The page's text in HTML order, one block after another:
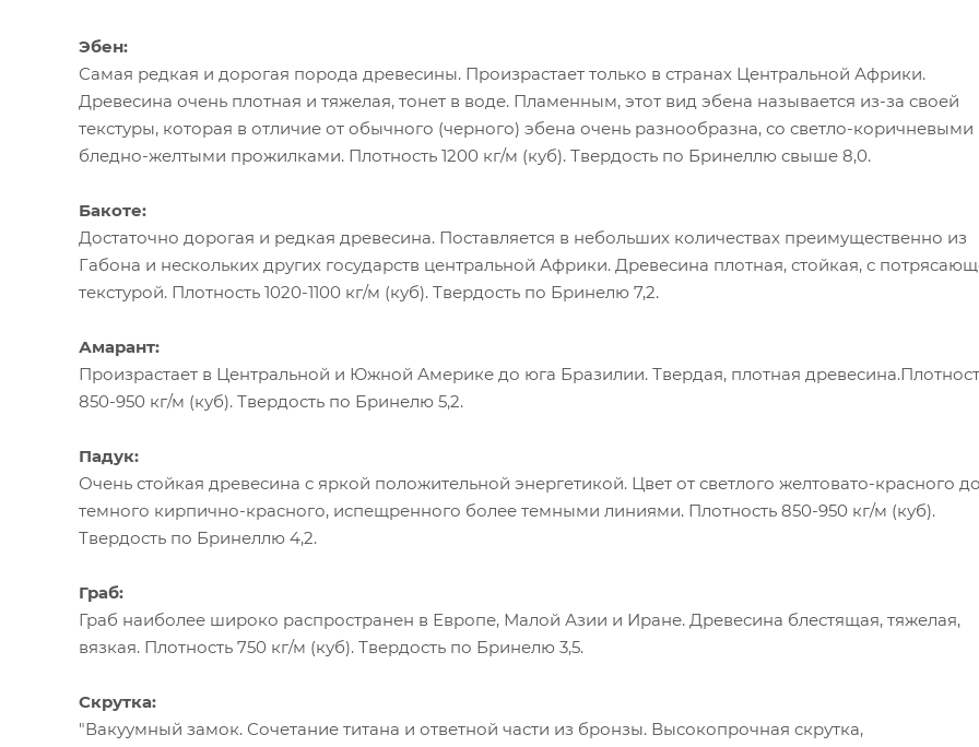
Эбен:
Самая редкая и дорогая порода древесины. Произрастает только в странах Центральной Африки.
Древесина очень плотная и тяжелая, тонет в воде. Пламенным, этот вид эбена называется из-за своей
текстуры, которая в отличие от обычного (черного) эбена очень разнообразна, со светло-коричневыми
бледно-желтыми прожилками. Плотность 1200 кг/м (куб). Твердость по Бринеллю свыше 8,0.
Бакоте:
Достаточно дорогая и редкая древесина. Поставляется в небольших количествах преимущественно из
Габона и нескольких других государств центральной Африки. Древесина плотная, стойкая, с
текстурой. Плотность 1020-1100 кг/м (куб). Твердость по Бринелю 7,2.
Амарант:
Произрастает в Центральной и Южной Америке до юга Бразилии. Твердая, плотная
850-950 кг/м (куб). Твердость по Бринелю 5,2.
Падук:
Очень стойкая древесина с яркой положительной энергетикой. Цвет от светлого желтовато-красного до
темного кирпично-красного, испещренного более темными линиями. Плотность 850-950 кг/м (куб).
Твердость по Бринеллю 4,2.
Граб:
Граб наиболее широко распространен в Европе, Малой Азии и Иране. Древесина блестящая, тяжелая,
вязкая. Плотность 750 кг/м (куб). Твердость по Бринелю 3,5.
Скрутка:
"Вакуумный замок. Сочетание титана и ответной части из бронзы. Высокопрочная скрутка,